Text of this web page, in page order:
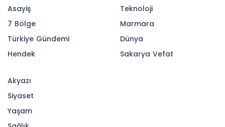
Çavuşoğlu ve protokol üyelerinin katılımıyla
gerçekleştirildi.